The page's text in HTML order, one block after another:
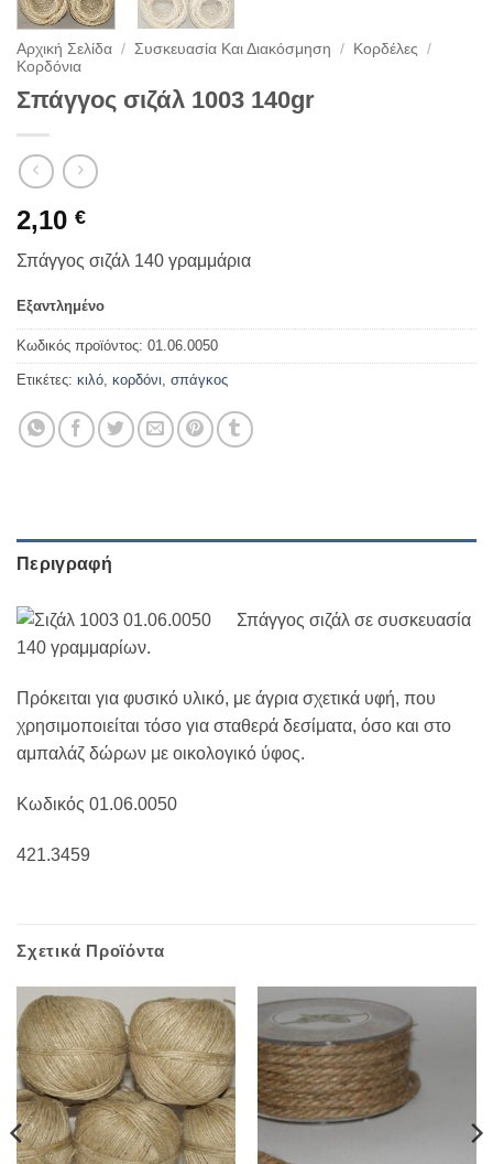
Αρχική Σελίδα / Συσκευασία Και Διακόσμηση / Κορδέλες
/
Κορδόνια
Σπάγγος σιζάλ 1003 140gr
2,10 €
Σπάγγος σιζάλ 140 γραμμάρια
Εξαντλημένο
Κωδικός προϊόντος: 01.06.0050
Ετικέτες: κιλό, κορδόνι, σπάγκος
Περιγραφή
Σπάγγος σιζάλ σε συσκευασία
140 γραμμαρίων.
Πρόκειται για φυσικό υλικό, με άγρια σχετικά υφή, που
χρησιμοποιείται τόσο για σταθερά δεσίματα, όσο και στο
αμπαλάζ δώρων με οικολογικό ύφος.
Κωδικός 01.06.0050
421.3459
Σχετικά Προϊόντα